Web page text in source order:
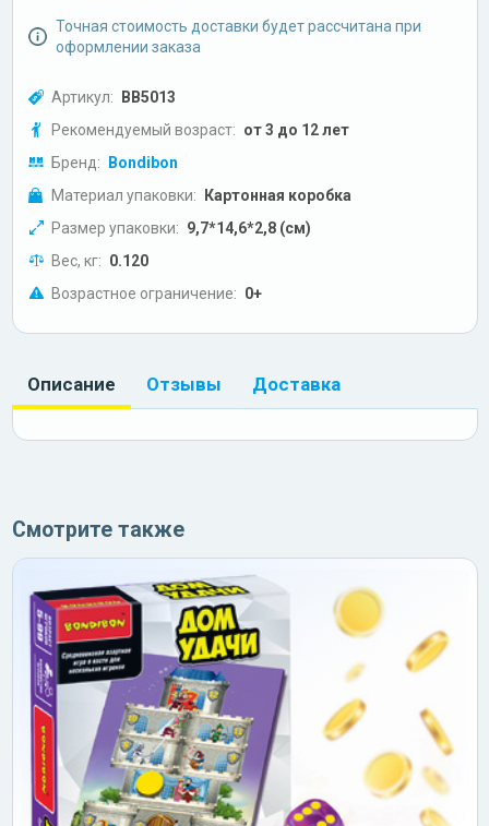
Точная стоимость доставки будет рассчитана при
оформлении заказа
Артикул: ВВ5013
Рекомендуемый возраст: от 3 до 12 лет
Бренд: Bondibon
Материал упаковки: Картонная коробка
Размер упаковки: 9,7*14,6*2,8 (см)
Вес, кг: 0.120
Возрастное ограничение: 0+
Описание Отзывы Доставка
Смотрите также